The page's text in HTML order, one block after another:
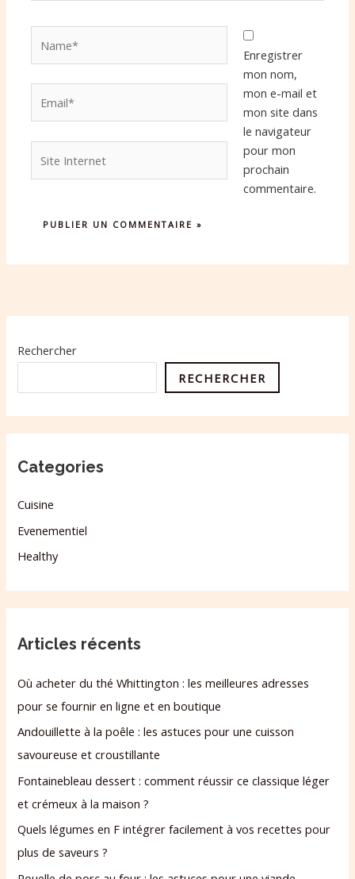
Internet
Enregistrer
mon nom,
mon e-mail et
mon site dans
le navigateur
pour mon
prochain
commentaire.
Rechercher
RECHERCHER
Categories
Cuisine
Evenementiel
Healthy
Articles récents
Où acheter du thé Whittington : les meilleures adresses
pour se fournir en ligne et en boutique
Andouillette à la poêle : les astuces pour une cuisson
savoureuse et croustillante
Fontainebleau dessert : comment réussir ce classique léger
et crémeux à la maison ?
Quels légumes en F intégrer facilement à vos recettes pour
plus de saveurs ?